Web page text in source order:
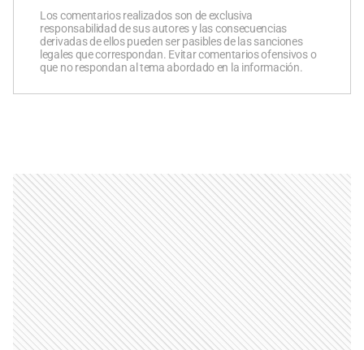
Los comentarios realizados son de exclusiva
responsabilidad de sus autores y las consecuencias
derivadas de ellos pueden ser pasibles de las sanciones
legales que correspondan. Evitar comentarios ofensivos o
que no respondan al tema abordado en la información.